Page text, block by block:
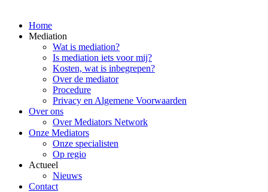
Home
Mediation
Wat is mediation?
Is mediation iets voor mij?
Kosten, wat is inbegrepen?
Over de mediator
Procedure
Privacy en Algemene Voorwaarden
Over ons
Over Mediators Network
Onze Mediators
Onze specialisten
Op regio
Actueel
Nieuws
Contact